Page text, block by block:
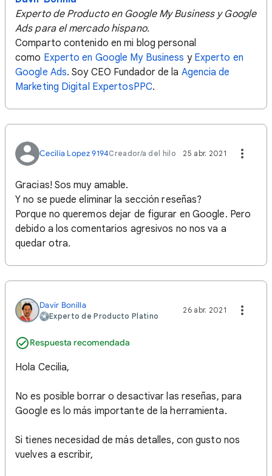
Experto de Producto en Google My Business y Google
Ads para el mercado hispano.
Comparto contenido en mi blog personal
como Experto en Google My Business y Experto en
Google Ads. Soy CEO Fundador de la Agencia de
Marketing Digital ExpertosPPC.
Cecilia Lopez 9194Creador/a del hilo 25 abr. 2021
Gracias! Sos muy amable.
Y no se puede eliminar la sección reseñas?
Porque no queremos dejar de figurar en Google. Pero
debido a los comentarios agresivos no nos va a
quedar otra.
Davir Bonilla
Experto de Producto Platino
Respuesta recomendada
26 abr. 2021
Hola Cecilia,
No es posible borrar o desactivar las reseñas, para
Google es lo más importante de la herramienta.
Si tienes necesidad de más detalles, con gusto nos
vuelves a escribir,